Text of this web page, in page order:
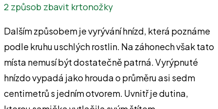
2 způsob zbavit krtonožky
Dalším způsobem je vyrývání hnízd, která poznáme
podle kruhu uschlých rostlin. Na záhonech však tato
místa nemusí být dostatečně patrná. Vyrýpnuté
hnízdo vypadá jako hrouda o průměru asi sedm
centimetrů s jedním otvorem. Uvnitř je dutina,